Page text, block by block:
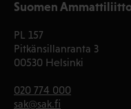
Suomen
PL 157
Pitkänsillanranta 3
00530 Helsinki
020 774 000
sak@sak.fi